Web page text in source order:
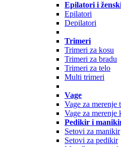
Epilatori i
Epilatori
Depilatori
Trimeri
Trimeri za kosu
Trimeri za bradu
Trimeri za telo
Multi trimeri
Vage
Vage za merenje
Vage za merenje
Pedikir i
Setovi za manikir
Setovi za pedikir